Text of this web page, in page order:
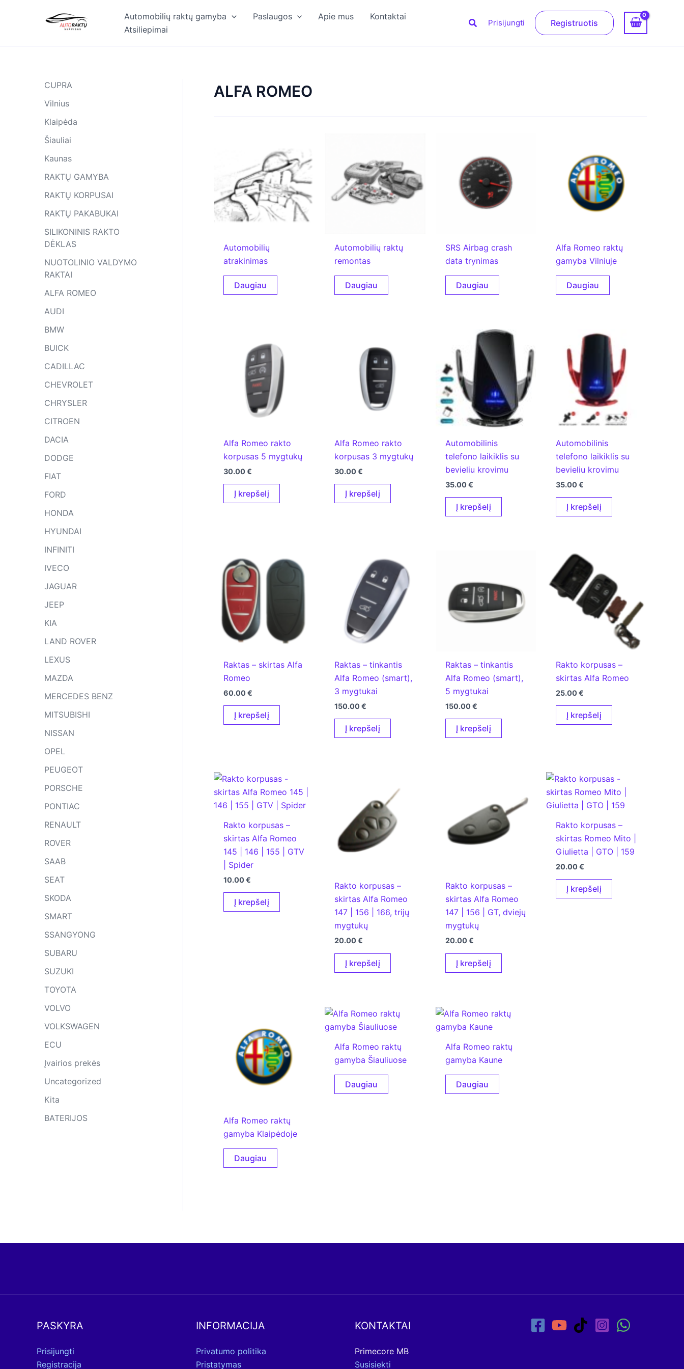
Automobilių raktų gamyba Paslaugos Apie mus
Kontaktai
Atsiliepimai
PaieškaPrisijungti Registruotis
CUPRA
Vilnius
Klaipėda
Šiauliai
Kaunas
RAKTŲ GAMYBA
RAKTŲ KORPUSAI
RAKTŲ PAKABUKAI
SILIKONINIS RAKTO
DĖKLAS
NUOTOLINIO VALDYMO
RAKTAI
ALFA ROMEO
AUDI
BMW
BUICK
CADILLAC
CHEVROLET
CHRYSLER
CITROEN
DACIA
DODGE
FIAT
FORD
HONDA
HYUNDAI
INFINITI
IVECO
JAGUAR
JEEP
KIA
LAND ROVER
LEXUS
MAZDA
MERCEDES BENZ
MITSUBISHI
NISSAN
OPEL
PEUGEOT
PORSCHE
PONTIAC
RENAULT
ROVER
SAAB
SEAT
SKODA
SMART
SSANGYONG
SUBARU
SUZUKI
TOYOTA
VOLVO
VOLKSWAGEN
ECU
Įvairios prekės
Uncategorized
Kita
BATERIJOS
ALFA ROMEO
Automobilių
atrakinimas
Daugiau
Automobilių raktų
remontas
Daugiau
SRS Airbag crash
data trynimas
Daugiau
Alfa Romeo raktų
gamyba Vilniuje
Daugiau
Alfa Romeo rakto
korpusas 5 mygtukų
30.00€
Į krepšelį
Alfa Romeo rakto
korpusas 3 mygtukų
30.00€
Į krepšelį
Automobilinis
telefono laikiklis su
bevieliu krovimu
35.00€
Į krepšelį
Automobilinis
telefono laikiklis su
bevieliu krovimu
35.00€
Į krepšelį
Raktas – skirtas Alfa
Romeo
60.00€
Į krepšelį
Raktas – tinkantis
Alfa Romeo (smart),
3 mygtukai
150.00€
Į krepšelį
Raktas – tinkantis
Alfa Romeo (smart),
5 mygtukai
150.00€
Į krepšelį
Rakto korpusas –
skirtas Alfa Romeo
25.00€
Į krepšelį
Rakto korpusas –
skirtas Alfa Romeo
145 | 146 | 155 | GTV
| Spider
10.00€
Į krepšelį
Rakto korpusas –
skirtas Alfa Romeo
147 | 156 | 166, trijų
mygtukų
20.00€
Į krepšelį
Rakto korpusas –
skirtas Alfa Romeo
147 | 156 | GT, dviejų
mygtukų
20.00€
Į krepšelį
Rakto korpusas –
skirtas Romeo Mito |
Giulietta | GTO | 159
20.00€
Į krepšelį
Alfa Romeo raktų
gamyba Klaipėdoje
Daugiau
Alfa Romeo raktų
gamyba Šiauliuose
Daugiau
Alfa Romeo raktų
gamyba Kaune
Daugiau
PASKYRA
Prisijungti
Registracija
INFORMACIJA
Privatumo politika
Pristatymas
KONTAKTAI
Primecore MB
Susisiekti